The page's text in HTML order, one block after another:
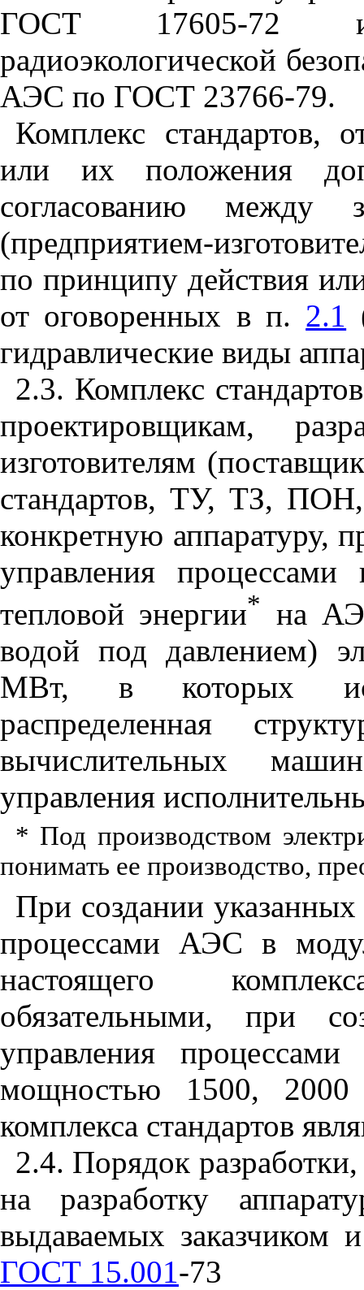
ГОСТ 17605-72 и
радиоэкологической
АЭС по ГОСТ 23766-79.
Комплекс стандартов,
или их положения
согласованию между
(предприятием-
по принципу действия
от оговоренных в п. 2.1
гидравлические виды
2.3. Комплекс
проектировщикам,
изготовителям
стандартов, ТУ, ТЗ,
конкретную аппаратуру,
управления процессами
тепловой энергии* на
водой под давлением)
МВт, в которых
распределенная
вычислительных
управления
* Под производством
понимать ее производство,
При создании
процессами АЭС в
настоящего
обязательными, при
управления
мощностью 1500, 2000
комплекса стандартов
2.4. Порядок
на разработку
выдаваемых заказчиком
ГОСТ 15.001-73